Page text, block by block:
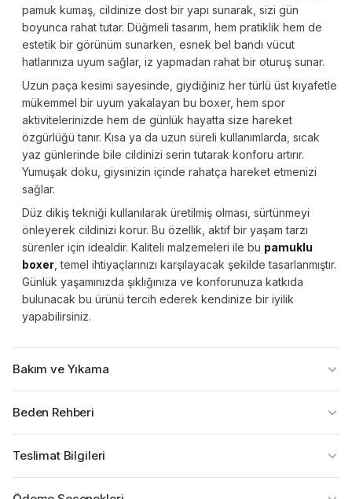
pamuk kumaş, cildinize dost bir yapı sunarak, sizi gün
boyunca rahat tutar. Düğmeli tasarım, hem pratiklik hem de
estetik bir görünüm sunarken, esnek bel bandı vücut
hatlarınıza uyum sağlar, iz yapmadan rahat bir oturuş sunar.
Uzun paça kesimi sayesinde, giydiğiniz her türlü üst kıyafetle
mükemmel bir uyum yakalayan bu boxer, hem spor
aktivitelerinizde hem de günlük hayatta size hareket
özgürlüğü tanır. Kısa ya da uzun süreli kullanımlarda, sıcak
yaz günlerinde bile cildinizi serin tutarak konforu artırır.
Yumuşak doku, giysinizin içinde rahatça hareket etmenizi
sağlar.
Düz dikiş tekniği kullanılarak üretilmiş olması, sürtünmeyi
önleyerek cildinizi korur. Bu özellik, aktif bir yaşam tarzı
sürenler için idealdir. Kaliteli malzemeleri ile bu pamuklu
boxer , temel ihtiyaçlarınızı karşılayacak şekilde tasarlanmıştır.
Günlük yaşamınızda şıklığınıza ve konforunuza katkıda
bulunacak bu ürünü tercih ederek kendinize bir iyilik
yapabilirsiniz.
Bakım ve Yıkama
Beden Rehberi
Teslimat Bilgileri